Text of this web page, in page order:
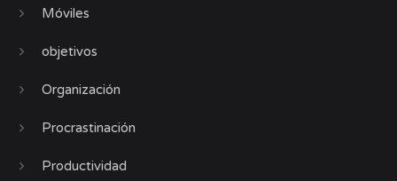
Móviles
objetivos
Organización
Procrastinación
Productividad